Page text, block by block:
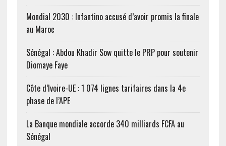
Mondial 2030 : Infantino accusé d’avoir promis la finale
au Maroc
Sénégal : Abdou Khadir Sow quitte le PRP pour soutenir
Diomaye Faye
Côte d’Ivoire-UE : 1 074 lignes tarifaires dans la 4e
phase de l’APE
La Banque mondiale accorde 340 milliards FCFA au
Sénégal